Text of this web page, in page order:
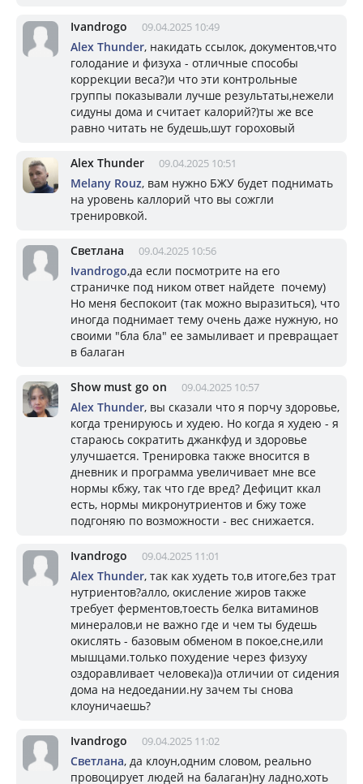
Ivandrogo 09.04.2025 10:49
Alex Thunder, накидать ссылок, документов,что
голодание и физуха - отличные способы
коррекции веса?)и что эти контрольные
группы показывали лучше результаты,нежели
сидуны дома и считает калорий?)ты же все
равно читать не будешь,шут гороховый
Alex Thunder 09.04.2025 10:51
Melany Rouz, вам нужно БЖУ будет поднимать
на уровень каллорий что вы сожгли
тренировкой.
Светлана 09.04.2025 10:56
Ivandrogo,да если посмотрите на его
страничке под ником ответ найдете почему)
Но меня беспокоит (так можно выразиться), что
иногда поднимает тему очень даже нужную, но
своими "бла бла" ее замыливает и превращает
в балаган
Show must go on 09.04.2025 10:57
Alex Thunder, вы сказали что я порчу здоровье,
когда тренируюсь и худею. Но когда я худею - я
стараюсь сократить джанкфуд и здоровье
улучшается. Тренировка также вносится в
дневник и программа увеличивает мне все
нормы кбжу, так что где вред? Дефицит ккал
есть, нормы микронутриентов и бжу тоже
подгоняю по возможности - вес снижается.
Ivandrogo 09.04.2025 11:01
Alex Thunder, так как худеть то,в итоге,без трат
нутриентов?алло, окисление жиров также
требует ферментов,тоесть белка витаминов
минералов,и не важно где и чем ты будешь
окислять - базовым обменом в покое,сне,или
мышцами.только похудение через физуху
оздоравливает человека))а отличии от сидения
дома на недоедании.ну зачем ты снова
клоуничаешь?
Ivandrogo 09.04.2025 11:02
Светлана, да клоун,одним словом, реально
провоцирует людей на балаган)ну ладно,хоть